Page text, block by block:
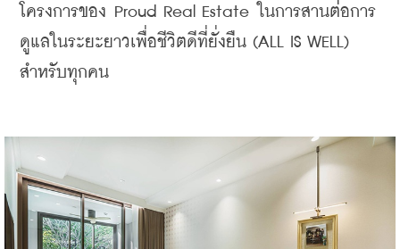
โครงการของ Proud Real Estate ในการสานต่อการ
ดูแลในระยะยาวเพื่อชีวิตดีที่ยั่งยืน (ALL IS WELL)
สำหรับทุกคน